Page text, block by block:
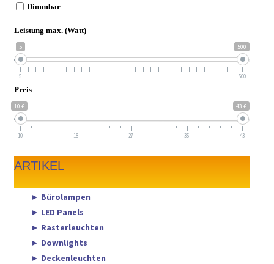
Dimmbar
Leistung max. (Watt)
5 500
5 500
Preis
10 € 43 €
10 18 27 35 43
ARTIKEL
► Bürolampen
► LED Panels
► Rasterleuchten
► Downlights
► Deckenleuchten